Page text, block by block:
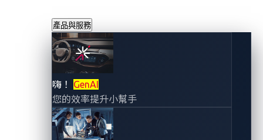
產品與服務
嗨！ GenAI
您的效率提升小幫手